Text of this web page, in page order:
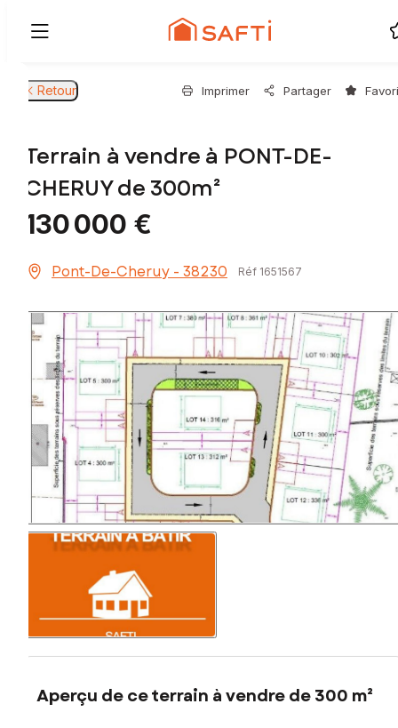
Retour Imprimer Partager
Terrain à vendre à PONT-DE-
CHERUY de 300m²
130 000 €
Pont-De-Cheruy - 38230 Réf 1651567
Aperçu de ce terrain à vendre de 300 m²